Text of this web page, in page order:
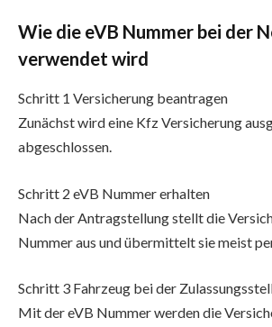
Wie die eVB Nummer bei der
verwendet wird
Schritt 1 Versicherung beantragen
Zunächst wird eine Kfz Versicherung
abgeschlossen.
Schritt 2 eVB Nummer erhalten
Nach der Antragstellung stellt die
Nummer aus und übermittelt sie meist
Schritt 3 Fahrzeug bei der
Mit der eVB Nummer werden die